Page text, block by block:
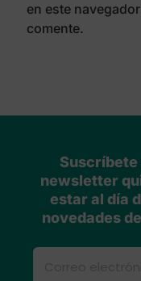
en este
comente.
Suscríbete
newsletter
estar al día
novedades